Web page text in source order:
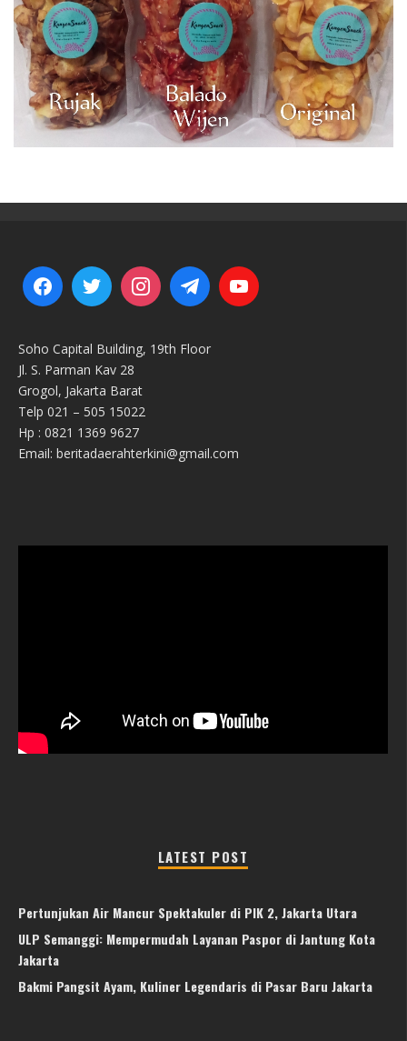
Soho Capital Building, 19th Floor
Jl. S. Parman Kav 28
Grogol, Jakarta Barat
Telp 021 – 505 15022
Hp : 0821 1369 9627
Email: beritadaerahterkini@gmail.com
LATEST POST
Pertunjukan Air Mancur Spektakuler di PIK 2, Jakarta Utara
ULP Semanggi: Mempermudah Layanan Paspor di Jantung Kota
Jakarta
Bakmi Pangsit Ayam, Kuliner Legendaris di Pasar Baru Jakarta